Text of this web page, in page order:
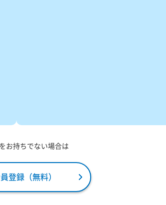
お持ちでない場合は
登録（無料）